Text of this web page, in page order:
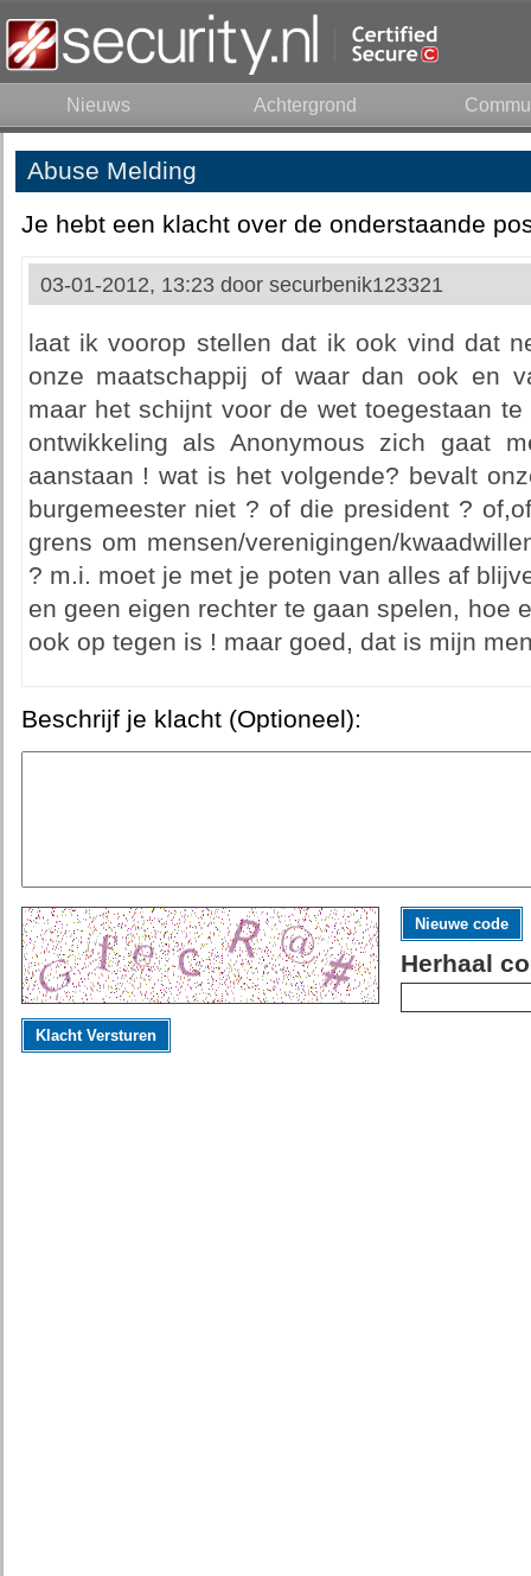
Nieuws Achtergrond
Abuse Melding
Je hebt een klacht over de onderstaande
03-01-2012, 13:23 door securbenik123321
laat ik voorop stellen dat ik ook vind dat
onze maatschappij of waar dan ook en
maar het schijnt voor de wet toegestaan
ontwikkeling als Anonymous zich gaat
aanstaan ! wat is het volgende? bevalt
burgemeester niet ? of die president ?
grens om mensen/verenigingen/
? m.i. moet je met je poten van alles af
en geen eigen rechter te gaan spelen, hoe
ook op tegen is ! maar goed, dat is mijn
Beschrijf je klacht (Optioneel):
Nieuwe code
Herhaal
Klacht Versturen